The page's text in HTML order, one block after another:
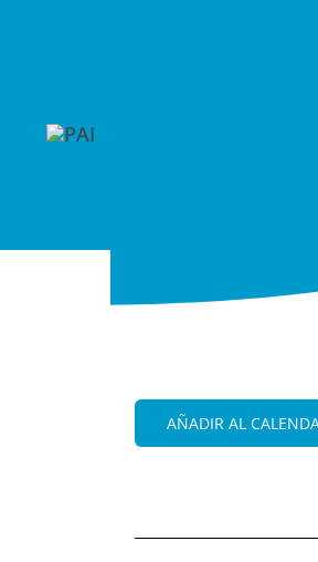
Artilogios
AÑADIR AL